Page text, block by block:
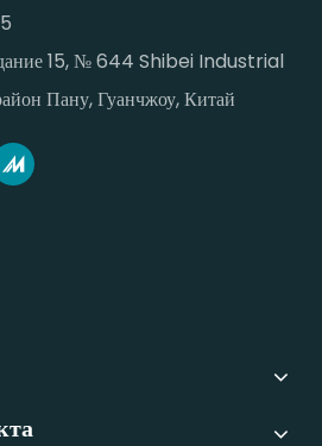
15, № 644 Shibei Industrial
Пану, Гуанчжоу, Китай